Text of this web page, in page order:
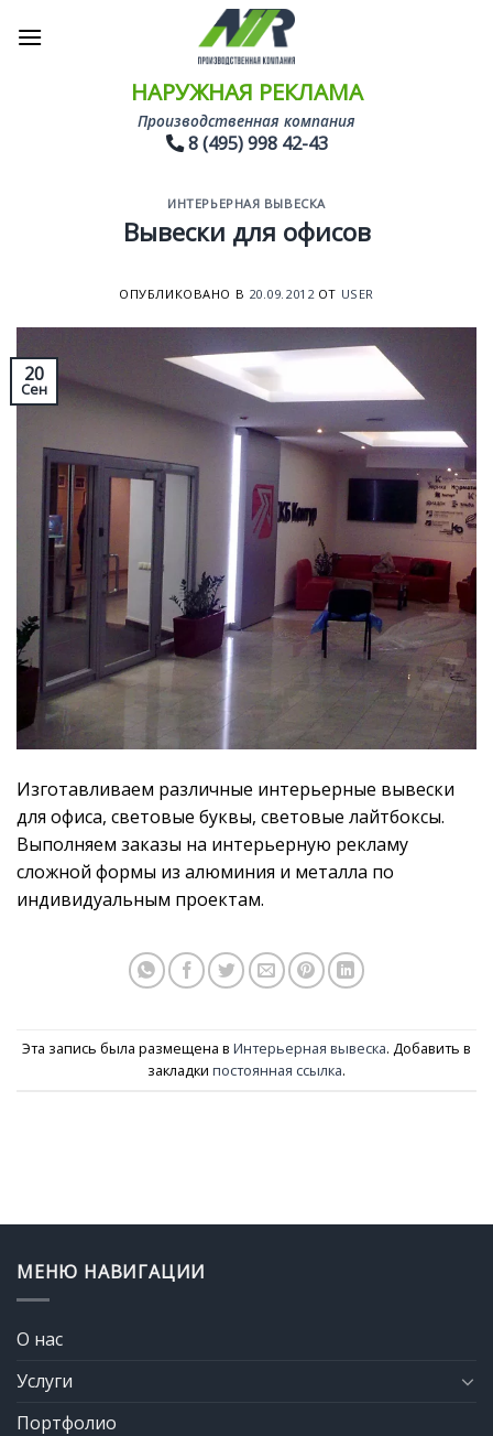
НАРУЖНАЯ РЕКЛАМА
Производственная компания
8 (495) 998 42-43
ИНТЕРЬЕРНАЯ ВЫВЕСКА
Вывески для офисов
ОПУБЛИКОВАНО В 20.09.2012 ОТ USER
20
Сен
Изготавливаем различные интерьерные вывески
для офиса, световые буквы, световые лайтбоксы.
Выполняем заказы на интерьерную рекламу
сложной формы из алюминия и металла по
индивидуальным проектам.
Эта запись была размещена в Интерьерная вывеска. Добавить в
закладки постоянная ссылка.
МЕНЮ НАВИГАЦИИ
О нас
Услуги
Портфолио